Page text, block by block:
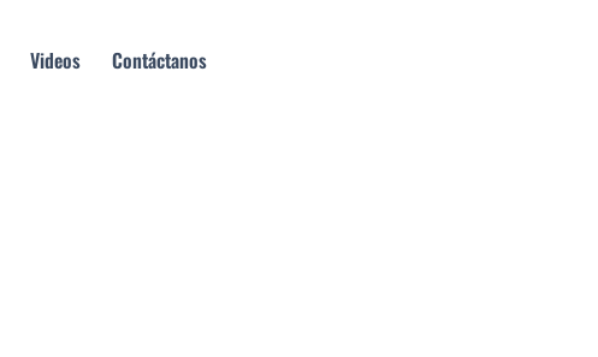
Videos Contáctanos